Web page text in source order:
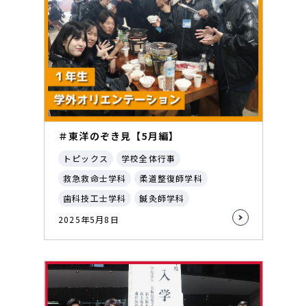
＃東洋のぞき見【5月編】
トピックス
学校全体行事
救急救命士学科
柔道整復師学科
歯科技工士学科
鍼灸師学科
2025年5月8日